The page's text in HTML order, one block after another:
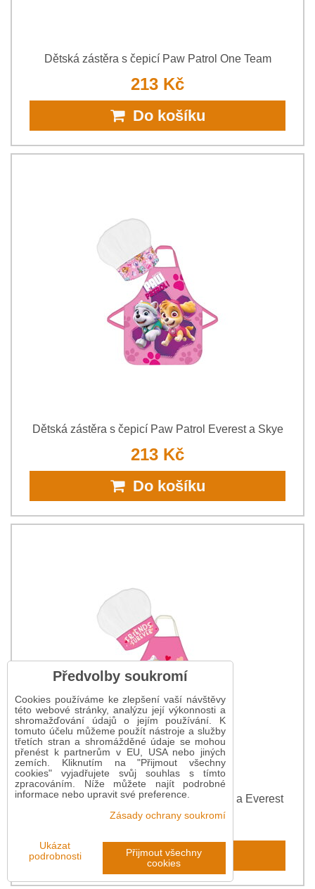
Dětská zástěra s čepicí Paw Patrol One Team
213 Kč
Do košíku
Dětská zástěra s čepicí Paw Patrol Everest a Skye
213 Kč
Do košíku
Dětská zástěra s čepicí Paw Patrol Skye a Everest
213 Kč
Do košíku
Předvolby soukromí
Cookies používáme ke zlepšení vaší návštěvy
této webové stránky, analýzu její výkonnosti a
shromažďování údajů o jejím používání. K
tomuto účelu můžeme použít nástroje a služby
třetích stran a shromážděné údaje se mohou
přenést k partnerům v EU, USA nebo jiných
zemích. Kliknutím na "Přijmout všechny
cookies" vyjadřujete svůj souhlas s tímto
zpracováním. Níže můžete najít podrobné
informace nebo upravit své preference.
Zásady ochrany soukromí
Ukázat
podrobnosti
Přijmout všechny
cookies